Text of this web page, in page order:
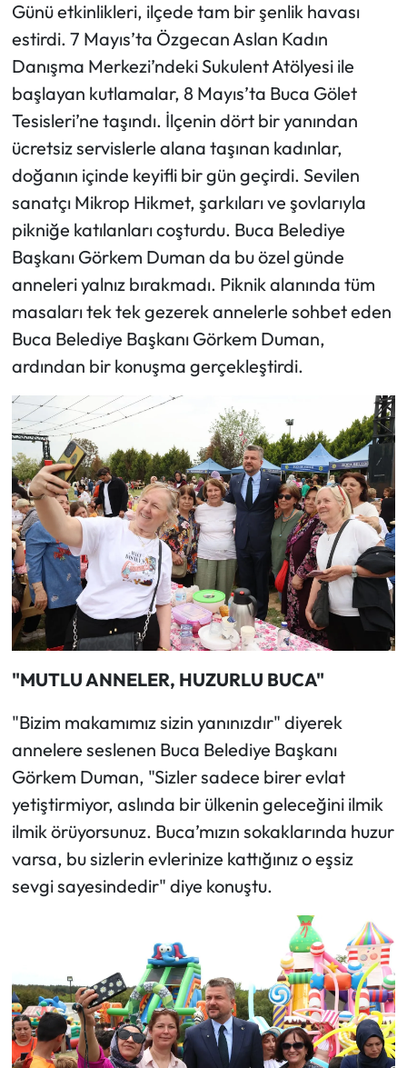
Günü etkinlikleri, ilçede tam bir şenlik havası
estirdi. 7 Mayıs’ta Özgecan Aslan Kadın
Danışma Merkezi’ndeki Sukulent Atölyesi ile
başlayan kutlamalar, 8 Mayıs’ta Buca Gölet
Tesisleri’ne taşındı. İlçenin dört bir yanından
ücretsiz servislerle alana taşınan kadınlar,
doğanın içinde keyifli bir gün geçirdi. Sevilen
sanatçı Mikrop Hikmet, şarkıları ve şovlarıyla
pikniğe katılanları coşturdu. Buca Belediye
Başkanı Görkem Duman da bu özel günde
anneleri yalnız bırakmadı. Piknik alanında tüm
masaları tek tek gezerek annelerle sohbet eden
Buca Belediye Başkanı Görkem Duman,
ardından bir konuşma gerçekleştirdi.
"MUTLU ANNELER, HUZURLU BUCA"
"Bizim makamımız sizin yanınızdır" diyerek
annelere seslenen Buca Belediye Başkanı
Görkem Duman, "Sizler sadece birer evlat
yetiştirmiyor, aslında bir ülkenin geleceğini ilmik
ilmik örüyorsunuz. Buca’mızın sokaklarında huzur
varsa, bu sizlerin evlerinize kattığınız o eşsiz
sevgi sayesindedir" diye konuştu.